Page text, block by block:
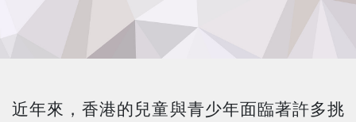
近年來，香港的兒童與青少年面臨著許多挑